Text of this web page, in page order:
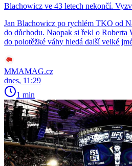
Blachowicz ve 43 letech nekončí.
Jan Blachowicz po rychlém TKO od
do důchodu. Naopak si řekl o Roberta
do polotěžké váhy hledá další velké
MMAMAG.cz
dnes, 11:29
1 min